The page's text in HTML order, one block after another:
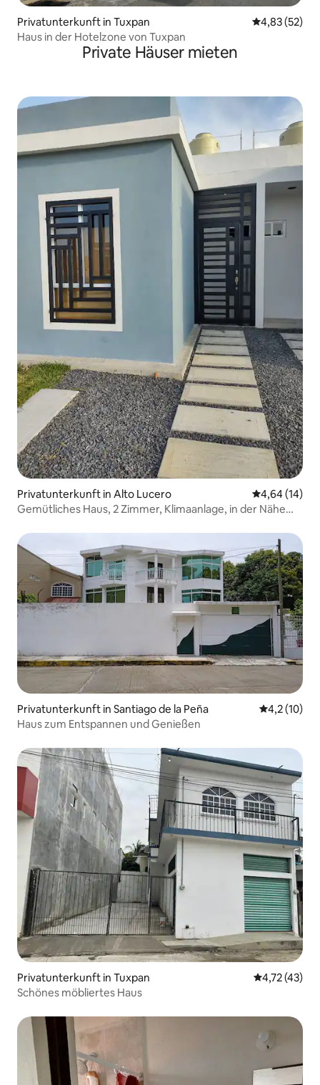
Privatunterkunft in Tuxpan
4,83 (52)
Haus in der Hotelzone von Tuxpan
Private Häuser mieten
Privatunterkunft in Alto Lucero
4,64 (14)
Gemütliches Haus, 2 Zimmer, Klimaanlage, in der Nähe
Privatunterkunft in Santiago de la Peña
4,2 (10)
Haus zum Entspannen und Genießen
Privatunterkunft in Tuxpan
4,72 (43)
Schönes möbliertes Haus